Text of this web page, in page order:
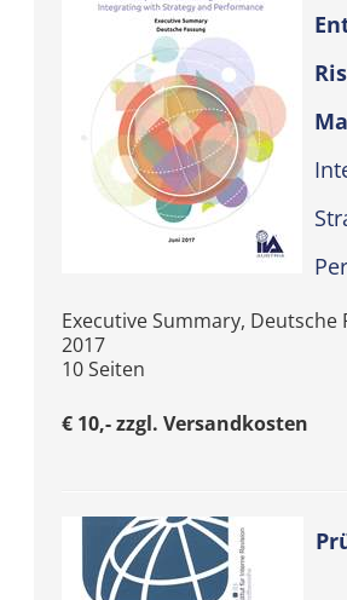
Executive Summary, Deutsche
2017
10 Seiten
€ 10,- zzgl. Versandkosten